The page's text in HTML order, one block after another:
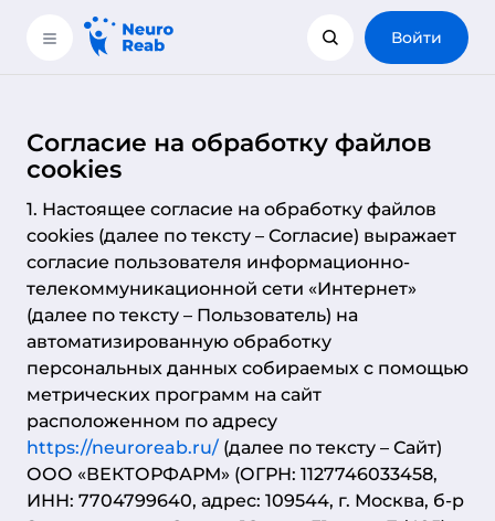
Войти
Согласие на обработку файлов
cookies
1. Настоящее согласие на обработку файлов
cookies (далее по тексту – Согласие) выражает
согласие пользователя информационно-
телекоммуникационной сети «Интернет»
(далее по тексту – Пользователь) на
автоматизированную обработку
персональных данных собираемых с помощью
метрических программ на сайт
расположенном по адресу
https://neuroreab.ru/ (далее по тексту – Сайт)
ООО «ВЕКТОРФАРМ» (ОГРН: 1127746033458,
ИНН: 7704799640, адрес: 109544, г. Москва, б-р